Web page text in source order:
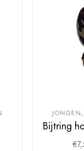
JONGEN
Bijtring
€